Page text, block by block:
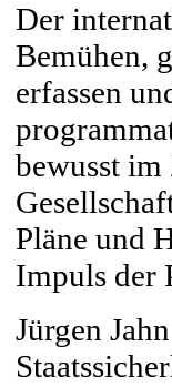
Der
Bemühen,
erfassen
bewusst
Pläne und
Impuls der
Jürgen